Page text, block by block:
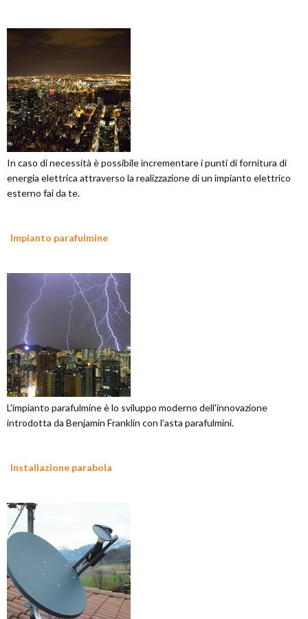
In caso di necessità è possibile incrementare i punti di fornitura di
energia elettrica attraverso la realizzazione di un impianto elettrico
esterno fai da te.
Impianto parafulmine
L'impianto parafulmine è lo sviluppo moderno dell'innovazione
introdotta da Benjamin Franklin con l'asta parafulmini.
Installazione parabola